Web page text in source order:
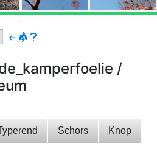
.
/
Schors Knop